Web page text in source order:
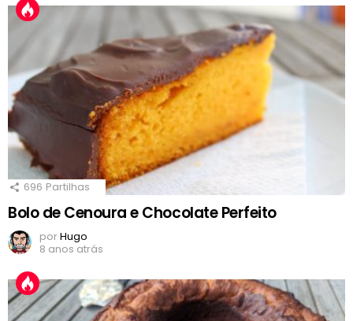
696 Partilhas
Bolo de Cenoura e Chocolate Perfeito
porHugo
8 anos atrás